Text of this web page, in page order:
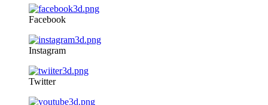
Facebook
Instagram
Twitter